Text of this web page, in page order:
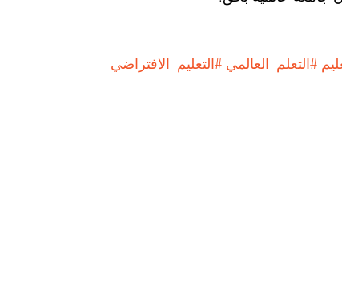
#التعلم_العالمي #التعليم_الافتراضي